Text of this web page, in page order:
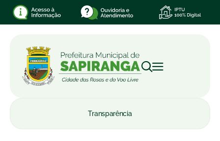
Transparência